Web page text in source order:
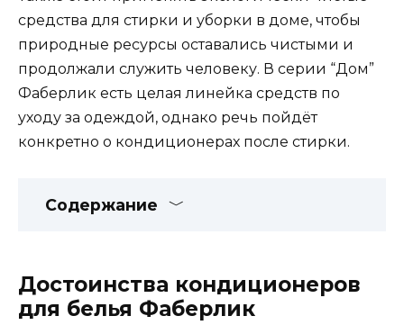
средства для стирки и уборки в доме, чтобы
природные ресурсы оставались чистыми и
продолжали служить человеку. В серии “Дом”
Фаберлик есть целая линейка средств по
уходу за одеждой, однако речь пойдёт
конкретно о кондиционерах после стирки.
Содержание
Достоинства кондиционеров
для белья Фаберлик